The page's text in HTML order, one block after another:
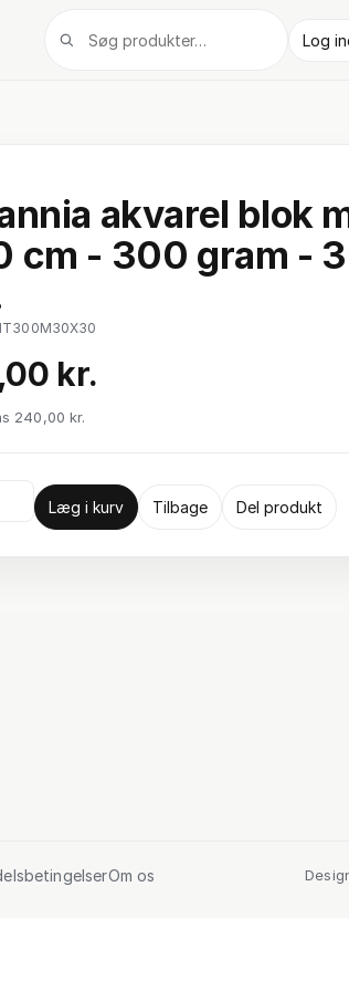
Log
akvarel blok
cm - 300 gram -
kr.
240,00 kr.
Læg i kurv Tilbage Del produkt
Om os